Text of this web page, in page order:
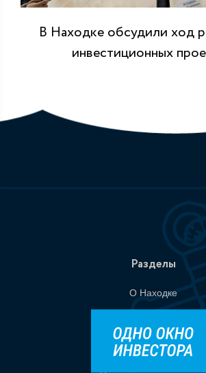
В Находке обсудили ход
инвестиционных
Разделы
О Находке
Администрация
События
Документы